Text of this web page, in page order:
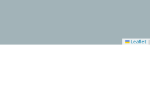
Leaflet |